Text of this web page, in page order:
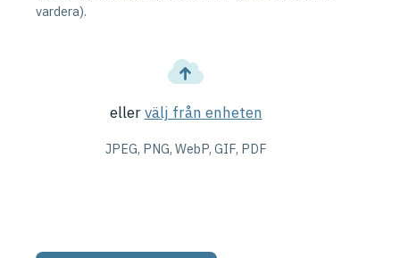
vardera).
ellervälj från enheten
JPEG, PNG, WebP, GIF, PDF